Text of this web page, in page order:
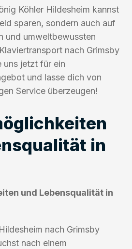
Köhler Hildesheim kannst
sparen, sondern auch auf
und umweltbewussten
nach Grimsby
uns jetzt für ein
und lasse dich von
Service überzeugen!
in
und Lebensqualität in
nach Grimsby
nach einem